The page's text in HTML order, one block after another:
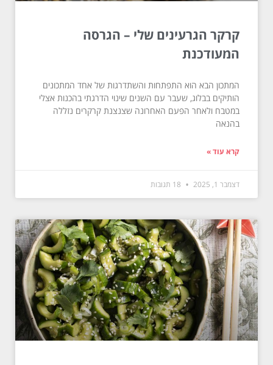
קרקר הגרעינים שלי – הגרסה
המעודכנת
המתכון הבא הוא התפתחות והשתדרגות של אחד המתכונים
הותיקים בבלוג, שעבר עם השנים שינוי הדרגתי בהכנות אצלי
במטבח ולאחר הפעם האחרונה שצנצנת קרקרים נזללה
בהנאה
קרא עוד »
דצמבר 1, 2025